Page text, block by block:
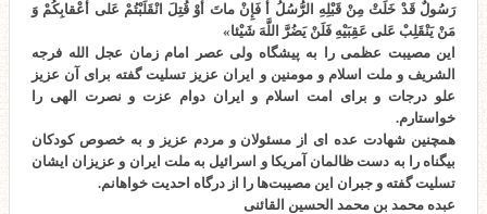
رَسُولٌ قَدْ خَلَتْ مِنْ قَبْلِهِ الرُّسُلُ أَ فَإِنْ ماتَ أَوْ قُتِلَ انْقَلَبْتُمْ عَلى‌ أَعْقابِكُمْ وَ
مَنْ يَنْقَلِبْ عَلى‌ عَقِبَيْهِ فَلَنْ يَضُرَّ اللَّهَ شَيْئا»
این مصیبت عظمی را به پیشگاه ولی عصر امام زمان عجل الله فرجه
الشریف و ملت اسلام و مومنین و ایران عزیز تسلیت گفته برای آن عزیز
علو درجات و برای امت اسلام و ایران دوام عزت و نصرت الهی را
خواستارم.
همچنین شهادت عده ای از مسئولان و مردم عزیز و به خصوص کودکان
بیگناه را به دست ظالمان آمریکا و اسرائیل به ملت ایران و عزیزان ایشان
تسلیت گفته و جبران این مصیبت‌ها را از درگاه احدیت خواهانم.
عبده محمد بن محمد الحسین القائنی